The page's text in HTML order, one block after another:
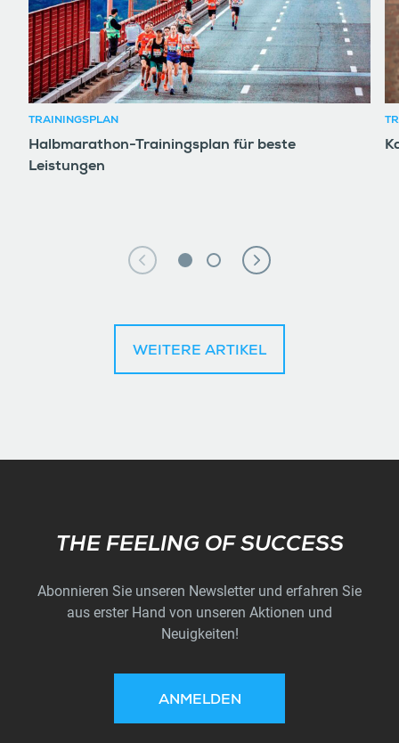
TRAININGSPLAN
Halbmarathon-Trainingsplan für beste
Leistungen
WEITERE ARTIKEL
Subscribe
THE FEELING OF SUCCESS
Abonnieren Sie unseren Newsletter und erfahren Sie
aus erster Hand von unseren Aktionen und
Neuigkeiten!
ANMELDEN